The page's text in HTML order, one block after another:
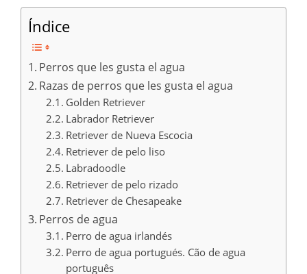
Índice
Perros que les gusta el agua
Razas de perros que les gusta el agua
Golden Retriever
Labrador Retriever
Retriever de Nueva Escocia
Retriever de pelo liso
Labradoodle
Retriever de pelo rizado
Retriever de Chesapeake
Perros de agua
Perro de agua irlandés
Perro de agua portugués. Cão de agua
português